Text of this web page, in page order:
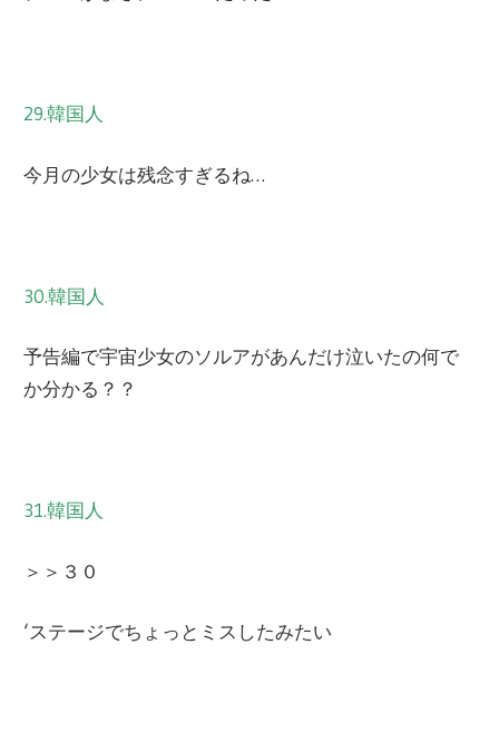
29.韓国人
今月の少女は残念すぎるね…
30.韓国人
予告編で宇宙少女のソルアがあんだけ泣いたの何で
か分かる？？
31.韓国人
＞＞３０
‘ステージでちょっとミスしたみたい